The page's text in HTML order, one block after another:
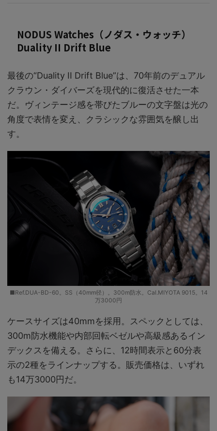
NODUS Watches（ノダス・ウォッチ）
Duality II Drift Blue
最後の“Duality II Drift Blue”は、70年前のデュアル
クラウン・ダイバーズを現代的に復活させた一本
だ。ヴィンテージ感を帯びたブルーの文字盤は光の
角度で表情を変え、クラシックな雰囲気を醸し出
す。
■Ref.DUA-BD-60。SS（40mm径）。300m防水。Cal.MIYOTA 9015。14
万3000円
ケースサイズは40mmを採用。スペックとしては、
300m防水機能や内部回転ベゼルや高級感あるイン
デックスを備える。さらに、12時間表示と60分表
示の2種をラインナップする。販売価格は、いずれ
も14万3000円だ。